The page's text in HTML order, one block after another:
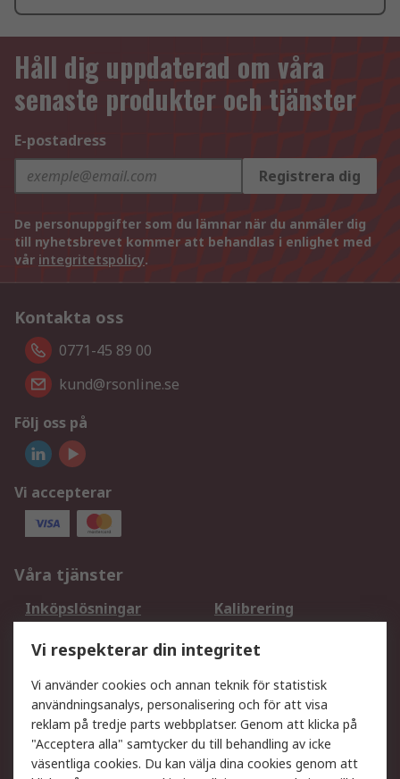
Håll dig uppdaterad om våra
senaste produkter och tjänster
E-postadress
Registrera dig
De personuppgifter som du lämnar när du anmäler dig
till nyhetsbrevet kommer att behandlas i enlighet med
vår integritetspolicy.
Kontakta oss
0771-45 89 00
kund@rsonline.se
Följ oss på
Vi accepterar
Våra tjänster
Inköpslösningar
Kalibrering
DesignSpark
Teknisk Support
Ditt lokala säljteam
Exportlösningar
Support
Få hjälp
Retur av varor
Vi respekterar din integritet
Vi använder cookies och annan teknik för statistisk
användningsanalys, personalisering och för att visa
reklam på tredje parts webbplatser. Genom att klicka på
"Acceptera alla" samtycker du till behandling av icke
väsentliga cookies. Du kan välja dina cookies genom att